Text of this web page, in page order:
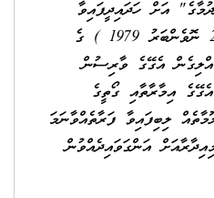
އަށް ހަދައިދީފައިވާ
ރަޖިސްޓަރީ ނަންބަރު 16 ( 22 ނޮވެންބަރު 1979 ) ގެ
އެގޭގެ ވާރިސުން
އިމާރާތާއި ގޯތީގެ
ލިބިފައިވާ ފަރާތެއްވާނަމަ
ގެ ކުރިން މިއިދާރާއަށް އަންގަވައިދެއްވުން